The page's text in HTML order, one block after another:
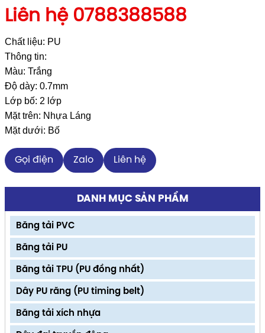
Liên hệ 0788388588
Chất liệu: PU
Thông tin:
Màu: Trắng
Độ dày: 0.7mm
Lớp bố: 2 lớp
Mặt trên: Nhựa Láng
Mặt dưới: Bố
Gọi điện Zalo Liên hệ
DANH MỤC SẢN PHẨM
Băng tải PVC
Băng tải PU
Băng tải TPU (PU đồng nhất)
Dây PU răng (PU timing belt)
Băng tải xích nhựa